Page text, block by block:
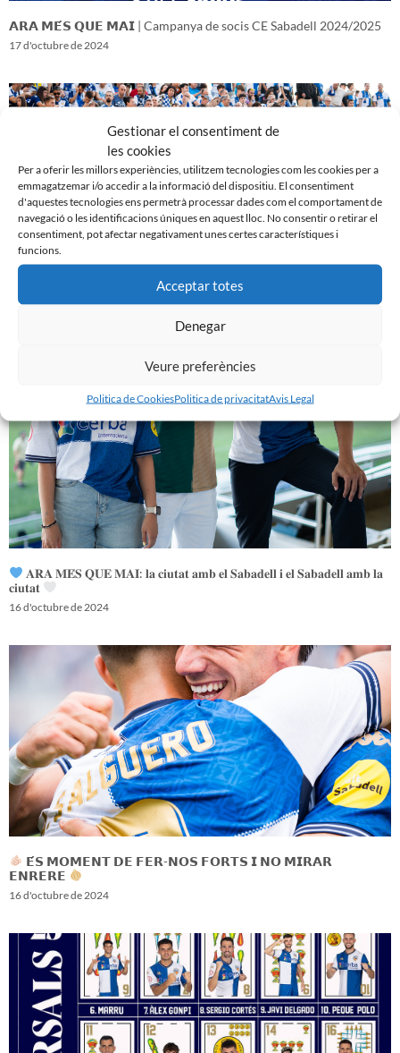
Gestionar el consentiment de
les cookies
Per a oferir les millors experiències, utilitzem tecnologies com les cookies per a
emmagatzemar i/o accedir a la informació del dispositiu. El consentiment
d'aquestes tecnologies ens permetrà processar dades com el comportament de
navegació o les identificacions úniques en aquest lloc. No consentir o retirar el
consentiment, pot afectar negativament unes certes característiques i
funcions.
Acceptar totes
Denegar
Veure preferències
Politica de CookiesPolitica de privacitatAvis Legal
𝗔𝗥𝗔 𝗠𝗘́𝗦 𝗤𝗨𝗘 𝗠𝗔𝗜 | Campanya de socis CE Sabadell 2024/2025
17 d'octubre de 2024
𝑽𝒆𝒏𝒊𝒎 𝒅’𝒖𝒏𝒂 𝒈𝒓𝒂𝒏 𝒃𝒂𝒕𝒂𝒍𝒍𝒂…𝒊 𝒂𝒏𝒆𝒎 𝒂 𝒑𝒆𝒓 𝒍𝒂 𝒔𝒆𝒈𝒖̈𝒆𝒏𝒕
𝐀𝐑𝐀 𝐌𝐄́𝐒 𝐐𝐔𝐄 𝐌𝐀𝐈: 𝐥𝐚 𝐜𝐢𝐮𝐭𝐚𝐭 𝐚𝐦𝐛 𝐞𝐥 𝐒𝐚𝐛𝐚𝐝𝐞𝐥𝐥 𝐢 𝐞𝐥 𝐒𝐚𝐛𝐚𝐝𝐞𝐥𝐥 𝐚𝐦𝐛 𝐥𝐚
𝐜𝐢𝐮𝐭𝐚𝐭
16 d'octubre de 2024
𝗘́𝗦 𝗠𝗢𝗠𝗘𝗡𝗧 𝗗𝗘 𝗙𝗘𝗥-𝗡𝗢𝗦 𝗙𝗢𝗥𝗧𝗦 𝗜 𝗡𝗢 𝗠𝗜𝗥𝗔𝗥
𝗘𝗡𝗥𝗘𝗥𝗘
16 d'octubre de 2024